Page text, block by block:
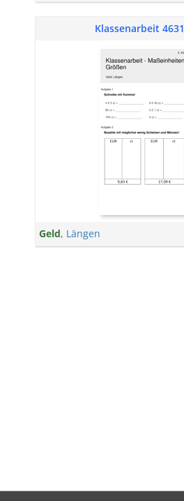
Klassenarbeit 4631
Geld, Längen